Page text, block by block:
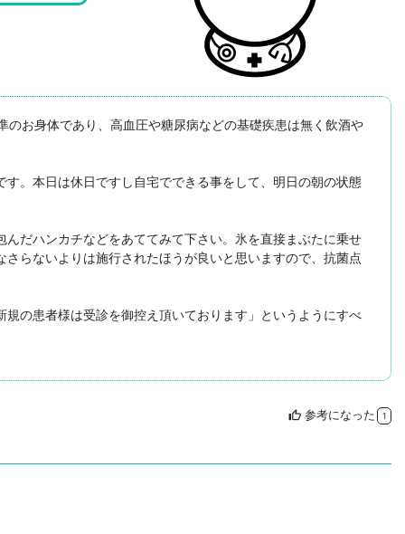
お身体であり、高血圧や糖尿病などの基礎疾患は無く飲酒や
。本日は休日ですし自宅でできる事をして、明日の朝の状態
だハンカチなどをあててみて下さい。氷を直接まぶたに乗せ
らないよりは施行されたほうが良いと思いますので、抗菌点
の患者様は受診を御控え頂いております」というようにすべ
thumb_up 参考になった 1